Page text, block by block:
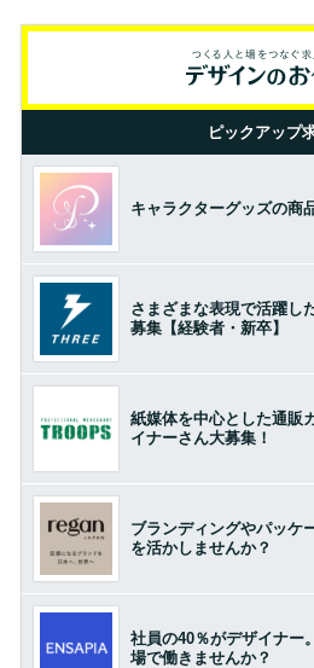
ピックアップ
キャラクターグッズの商
さまざまな表現で活躍し
募集【経験者・新卒】
紙媒体を中心とした通販
イナーさん大募集！
ブランディングやパッケ
を活かしませんか？
社員の40％がデザイナー
場で働きませんか？